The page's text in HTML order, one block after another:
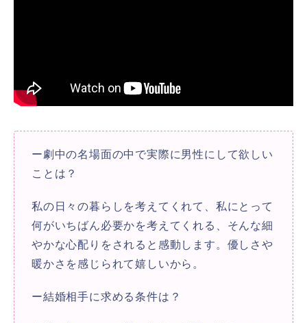
ー劇中の名場面の中で実際に男性にして欲しい
ことは？
私の日々の暮らしを考えてくれて、私にとって
何がいちばん必要かを考えてくれる、そんな細
やかな心配りをされると感動します。優しさや
暖かさを感じられて嬉しいから。
ー結婚相手に求める条件は？